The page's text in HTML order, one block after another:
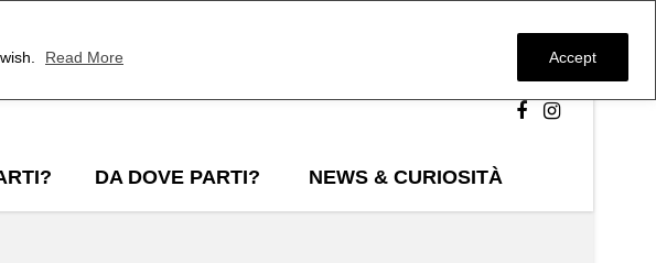
Read More Accept
DA DOVE PARTI? NEWS & CURIOSITÀ